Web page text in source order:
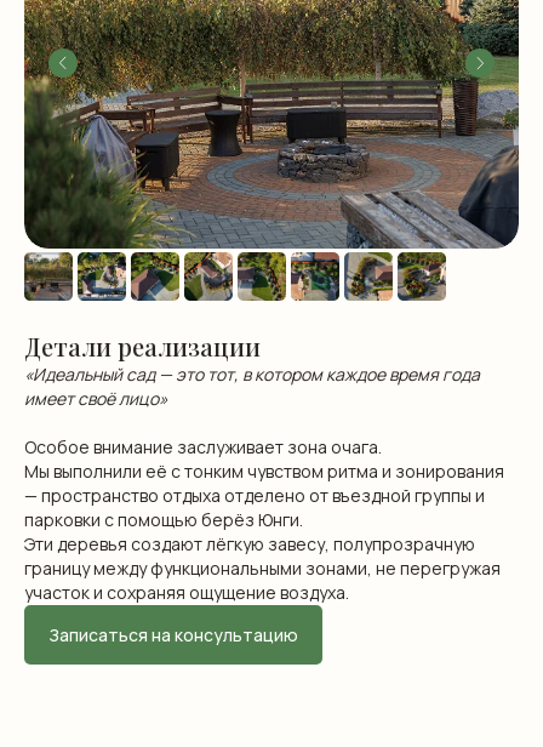
Детали реализации
«Идеальный сад — это тот, в котором каждое время года
имеет своё лицо»
Особое внимание заслуживает зона очага.
Мы выполнили её с тонким чувством ритма и зонирования
— пространство отдыха отделено от въездной группы и
парковки с помощью берёз Юнги.
Эти деревья создают лёгкую завесу, полупрозрачную
границу между функциональными зонами, не перегружая
участок и сохраняя ощущение воздуха.
Записаться на консультацию
ИП Маркина Василина Владимировна
ИНН: 250814754283
ОГРНИП: 310250805000057
Договор оферты
Согласие на обработку персональных данных
Политика обработки персональных данных